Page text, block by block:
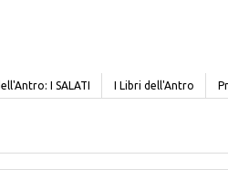
I SALATI I Libri dell'Antro